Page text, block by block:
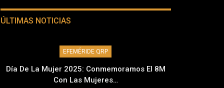
ÚLTIMAS NOTICIAS
EFEMÉRIDE QRP
Día De La Mujer 2025: Conmemoramos El 8M
Con Las Mujeres…